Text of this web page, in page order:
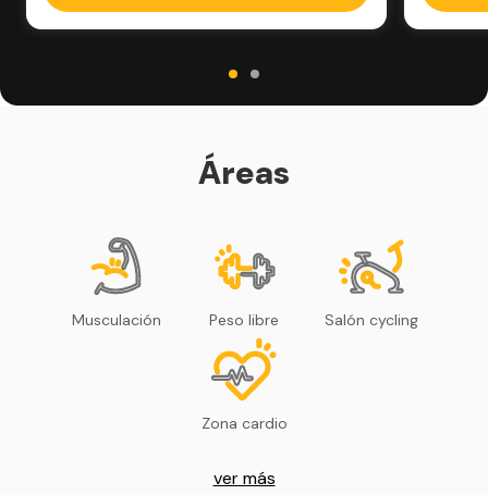
Áreas
Musculación Peso libre Salón cycling
Zona cardio
ver más